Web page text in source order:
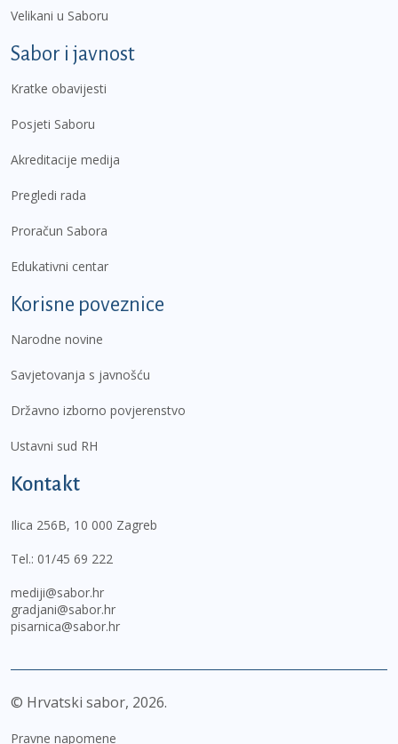
Velikani u Saboru
Sabor i javnost
Kratke obavijesti
Posjeti Saboru
Akreditacije medija
Pregledi rada
Proračun Sabora
Edukativni centar
Korisne poveznice
Narodne novine
Savjetovanja s javnošću
Državno izborno povjerenstvo
Ustavni sud RH
Kontakt
Ilica 256B, 10 000 Zagreb
Tel.: 01/45 69 222
mediji@sabor.hr
gradjani@sabor.hr
pisarnica@sabor.hr
© Hrvatski sabor, 2026
Pravne napomene